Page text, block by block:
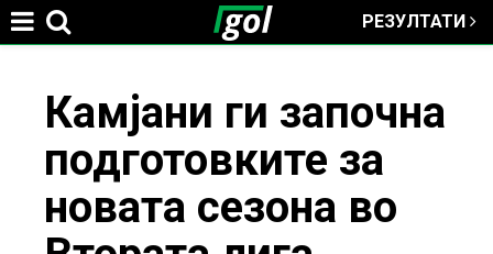
РЕЗУЛТАТИ
here
Камјани ги започна
подготовките за
новата сезона во